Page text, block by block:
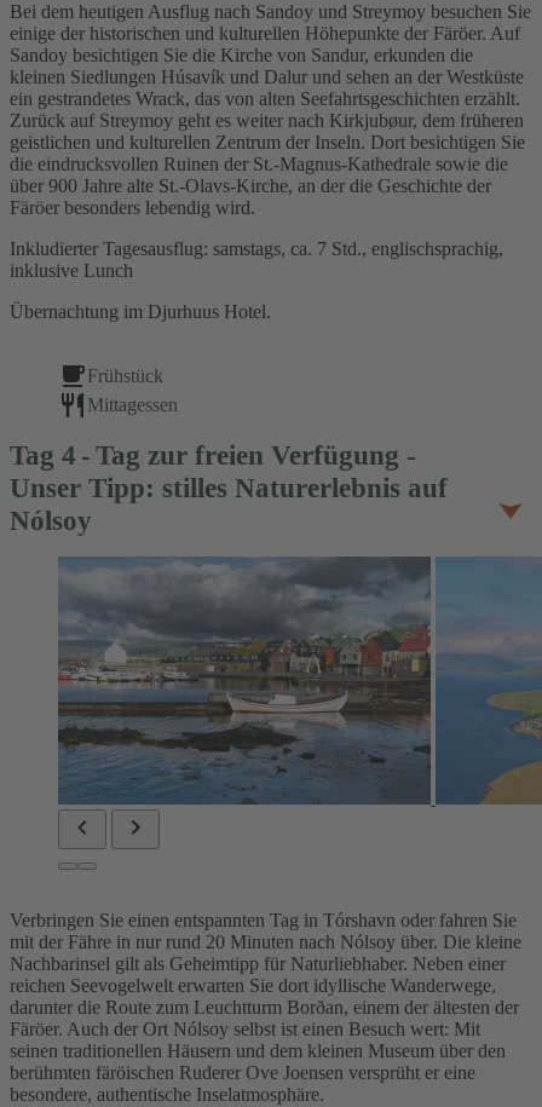
Bei dem heutigen Ausflug nach Sandoy und Streymoy besuchen Sie
einige der historischen und kulturellen Höhepunkte der Färöer. Auf
Sandoy besichtigen Sie die Kirche von Sandur, erkunden die
kleinen Siedlungen Húsavík und Dalur und sehen an der Westküste
ein gestrandetes Wrack, das von alten Seefahrtsgeschichten erzählt.
Zurück auf Streymoy geht es weiter nach Kirkjubøur, dem früheren
geistlichen und kulturellen Zentrum der Inseln. Dort besichtigen Sie
die eindrucksvollen Ruinen der St.-Magnus-Kathedrale sowie die
über 900 Jahre alte St.-Olavs-Kirche, an der die Geschichte der
Färöer besonders lebendig wird.
Inkludierter Tagesausflug: samstags, ca. 7 Std., englischsprachig,
inklusive Lunch
Übernachtung im Djurhuus Hotel.
Frühstück
Mittagessen
Tag 4
Tag zur freien Verfügung -
Unser Tipp: stilles Naturerlebnis auf
Nólsoy
Verbringen Sie einen entspannten Tag in Tórshavn oder fahren Sie
mit der Fähre in nur rund 20 Minuten nach Nólsoy über. Die kleine
Nachbarinsel gilt als Geheimtipp für Naturliebhaber. Neben einer
reichen Seevogelwelt erwarten Sie dort idyllische Wanderwege,
darunter die Route zum Leuchtturm Borðan, einem der ältesten der
Färöer. Auch der Ort Nólsoy selbst ist einen Besuch wert: Mit
seinen traditionellen Häusern und dem kleinen Museum über den
berühmten färöischen Ruderer Ove Joensen versprüht er eine
besondere, authentische Inselatmosphäre.